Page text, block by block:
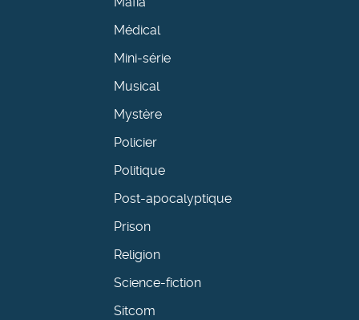
Médical
Mini-série
Musical
Mystère
Policier
Politique
Post-apocalyptique
Prison
Religion
Science-fiction
Sitcom